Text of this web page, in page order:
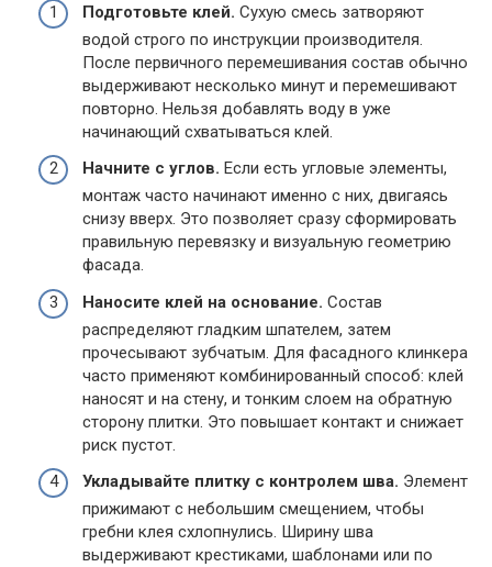
Подготовьте клей. Сухую смесь затворяют
водой строго по инструкции производителя.
После первичного перемешивания состав обычно
выдерживают несколько минут и перемешивают
повторно. Нельзя добавлять воду в уже
начинающий схватываться клей.
Начните с углов. Если есть угловые элементы,
монтаж часто начинают именно с них, двигаясь
снизу вверх. Это позволяет сразу сформировать
правильную перевязку и визуальную геометрию
фасада.
Наносите клей на основание. Состав
распределяют гладким шпателем, затем
прочесывают зубчатым. Для фасадного клинкера
часто применяют комбинированный способ: клей
наносят и на стену, и тонким слоем на обратную
сторону плитки. Это повышает контакт и снижает
риск пустот.
Укладывайте плитку с контролем шва. Элемент
прижимают с небольшим смещением, чтобы
гребни клея схлопнулись. Ширину шва
выдерживают крестиками, шаблонами или по